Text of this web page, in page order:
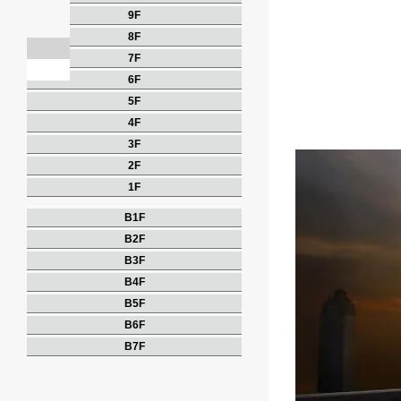
9F
8F
7F
6F
5F
4F
3F
2F
1F
B1F
B2F
B3F
B4F
B5F
B6F
B7F